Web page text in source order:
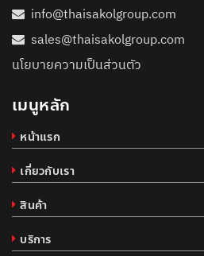
info@thaisakolgroup.com
sales@thaisakolgroup.com
นโยบายความเป็นส่วนตัว
เมนูหลัก
หน้าแรก
เกี่ยวกับเรา
สินค้า
บริการ